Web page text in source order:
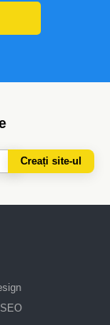
Creați site-ul